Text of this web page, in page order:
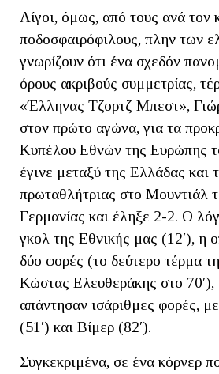
Λίγοι, όμως, από τους ανά τον
ποδοσφαιρόφιλους, πλην των
γνωρίζουν ότι ένα σχεδόν
όρους ακριβούς συμμετρίας,
«Έλληνας Τζορτζ Μπεστ»,
στον πρώτο αγώνα, για τα
Κυπέλου Εθνών της Ευρώπης
έγινε μεταξύ της Ελλάδας και
πρωταθλήτριας στο Μουντιάλ
Γερμανίας και έληξε 2-2. Ο
γκολ της Εθνικής μας (12′), η
δύο φορές (το δεύτερο τέρμα
Κώστας Ελευθεράκης στο 70′),
απάντησαν ισάριθμες φορές,
(51′) και Βίμερ (82′).
Συγκεκριμένα, σε ένα κόρνερ